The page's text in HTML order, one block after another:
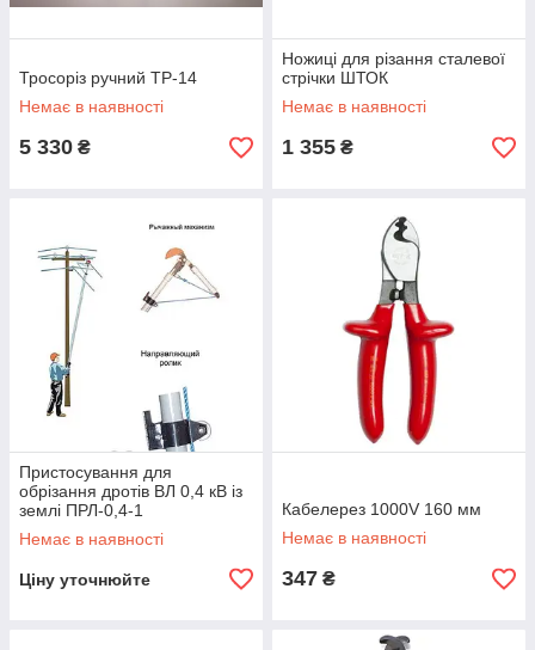
Тросоріз ручний ТР-14
Немає в наявності
5 330 ₴
Ножиці для різання сталевої
стрічки ШТОК
Немає в наявності
1 355 ₴
Пристосування для
обрізання дротів ВЛ 0,4 кВ із
землі ПРЛ-0,4-1
Немає в наявності
Ціну уточнюйте
Кабелерез 1000V 160 мм
Немає в наявності
347 ₴